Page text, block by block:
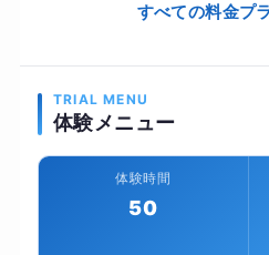
すべての料金プ
TRIAL MENU
体験メニュー
体験時間
50